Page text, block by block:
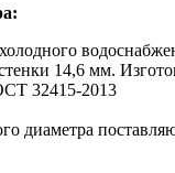
14,6 мм.
32415-2013
диаметра